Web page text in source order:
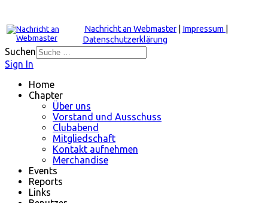
Nachricht an Webmaster Impressum
Datenschutzerklärung
Suchen
Sign In
Home
Chapter
Über uns
Vorstand und Ausschuss
Clubabend
Mitgliedschaft
Kontakt aufnehmen
Merchandise
Events
Reports
Links